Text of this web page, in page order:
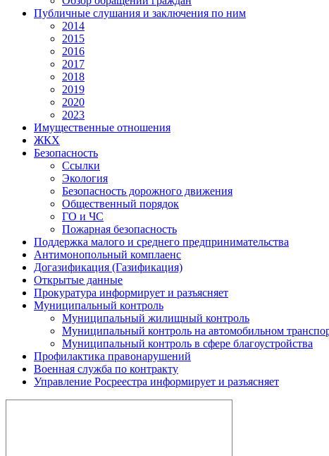
Публичные слушания и заключения по ним
2014
2015
2016
2017
2018
2019
2020
2023
Имущественные отношения
ЖКХ
Безопасность
Ссылки
Экология
Безопасность дорожного движения
Общественный порядок
ГО и ЧС
Пожарная безопасность
Поддержка малого и среднего предпринимательства
Антимонопольный комплаенс
Догазификация (Газификация)
Открытые данные
Прокуратура информирует и разъясняет
Муниципальный контроль
Муниципальный жилищный контроль
Муниципальный контроль на автомобильном
Муниципальный контроль в сфере благоустройства
Профилактика правонарушений
Военная служба по контракту
Управление Росреестра информирует и разъясняет